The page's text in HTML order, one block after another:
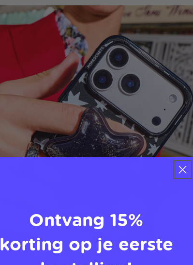
Ontvang 15%
korting op je eerste